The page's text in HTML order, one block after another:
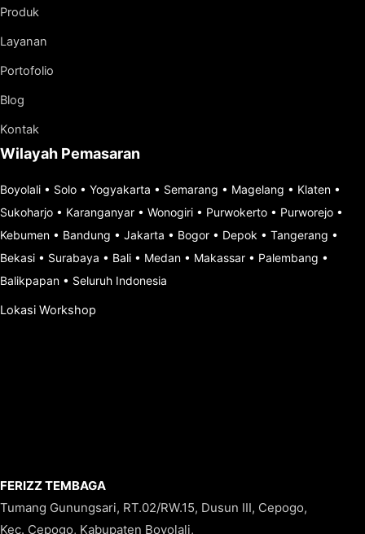
Produk
Layanan
Portofolio
Blog
Kontak
Wilayah Pemasaran
Boyolali • Solo • Yogyakarta • Semarang • Magelang • Klaten •
Sukoharjo • Karanganyar • Wonogiri • Purwokerto • Purworejo •
Kebumen • Bandung • Jakarta • Bogor • Depok • Tangerang •
Bekasi • Surabaya • Bali • Medan • Makassar • Palembang •
Balikpapan • Seluruh Indonesia
Lokasi Workshop
FERIZZ TEMBAGA
Tumang Gunungsari, RT.02/RW.15, Dusun III, Cepogo,
Kec. Cepogo, Kabupaten Boyolali,